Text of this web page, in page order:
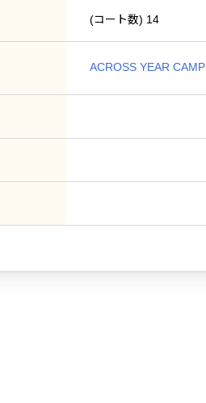
(コート数) 14
ACROSS YEAR CAMP